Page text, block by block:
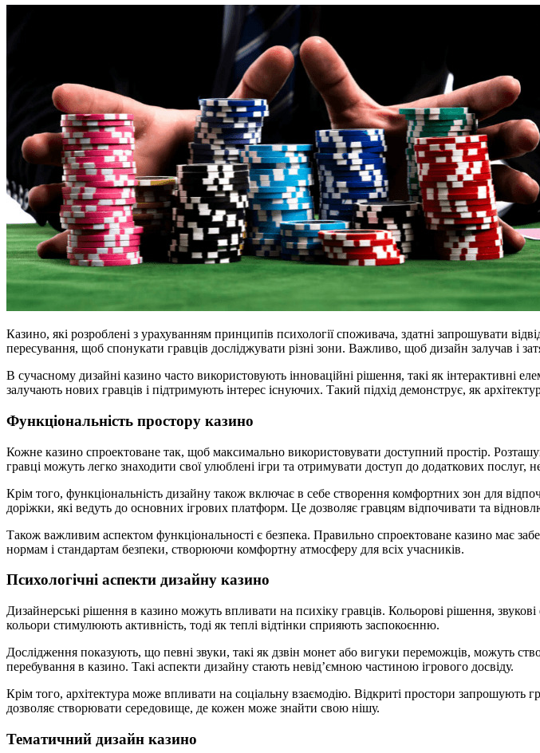
Казино, які розроблені з урахуванням принципів психології споживача, здатні запрошувати
пересування, щоб спонукати гравців досліджувати різні зони. Важливо, щоб дизайн залучав і
В сучасному дизайні казино часто використовують інноваційні рішення, такі як інтерактивні
залучають нових гравців і підтримують інтерес існуючих. Такий підхід демонструє, як
Функціональність простору казино
Кожне казино спроектоване так, щоб максимально використовувати доступний простір.
гравці можуть легко знаходити свої улюблені ігри та отримувати доступ до додаткових послуг,
Крім того, функціональність дизайну також включає в себе створення комфортних зон для
доріжки, які ведуть до основних ігрових платформ. Це дозволяє гравцям відпочивати та
Також важливим аспектом функціональності є безпека. Правильно спроектоване казино має
нормам і стандартам безпеки, створюючи комфортну атмосферу для всіх учасників.
Психологічні аспекти дизайну казино
Дизайнерські рішення в казино можуть впливати на психіку гравців. Кольорові рішення,
кольори стимулюють активність, тоді як теплі відтінки сприяють заспокоєнню.
Дослідження показують, що певні звуки, такі як дзвін монет або вигуки переможців, можуть
перебування в казино. Такі аспекти дизайну стають невід’ємною частиною ігрового досвіду.
Крім того, архітектура може впливати на соціальну взаємодію. Відкриті простори запрошують
дозволяє створювати середовище, де кожен може знайти свою нішу.
Тематичний дизайн казино